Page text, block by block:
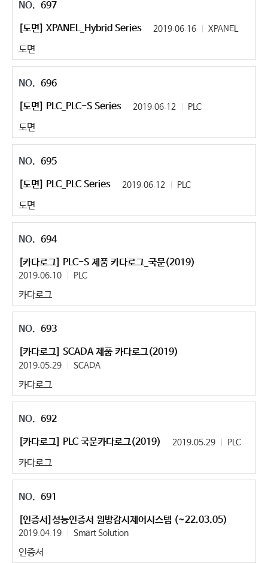
697
[도면] XPANEL_Hybrid Series
2019.06.16 XPANEL
도면
696
[도면] PLC_PLC-S Series
2019.06.12 PLC
도면
695
[도면] PLC_PLC Series
2019.06.12 PLC
도면
694
[카다로그] PLC-S 제품 카다로그_국문(2019)
2019.06.10 PLC
카다로그
693
[카다로그] SCADA 제품 카다로그(2019)
2019.05.29 SCADA
카다로그
692
[카다로그] PLC 국문카다로그(2019)
2019.05.29 PLC
카다로그
691
[인증서]성능인증서 원방감시제어시스템 (~22.03.05)
2019.04.19 Smart Solution
인증서